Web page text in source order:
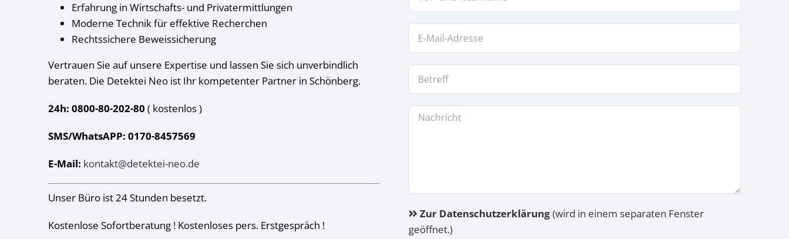
Erfahrung in Wirtschafts- und Privatermittlungen
Moderne Technik für effektive Recherchen
Rechtssichere Beweissicherung
Vertrauen Sie auf unsere Expertise und lassen Sie sich unverbindlich
beraten. Die Detektei Neo ist Ihr kompetenter Partner in Schönberg.
24h: 0800-80-202-80 ( kostenlos)
SMS/WhatsAPP: 0170-8457569
E-Mail: kontakt@detektei-neo.de
Unser Büro ist 24 Stunden besetzt.
Kostenlose Sofortberatung ! Kostenloses pers. Erstgespräch !
Zur Datenschutzerklärung(wird in einem separaten Fenster
geöffnet.)